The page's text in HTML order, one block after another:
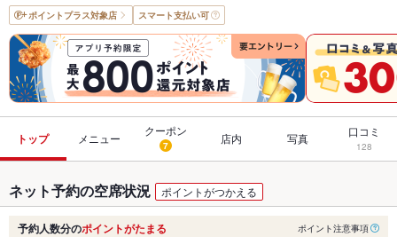
ポイントプラス対象店 スマート支払い可
トップ メニュー
クーポン
7 店内 写真 口コミ
128
ネット予約の空席状況 ポイントがつかえる
予約人数分のポイントがたまる ポイント注意事項